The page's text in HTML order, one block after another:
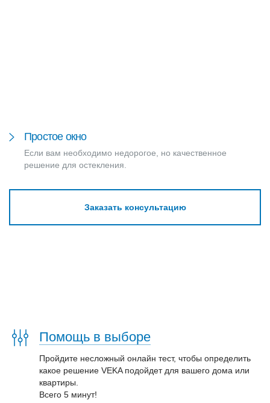
Простое окно
Если вам необходимо недорогое, но качественное
решение для остекления.
Заказать консультацию
Помощь в выборе
Пройдите несложный онлайн тест, чтобы определить
какое решение VEKA подойдет для вашего дома или
квартиры.
Всего 5 минут!